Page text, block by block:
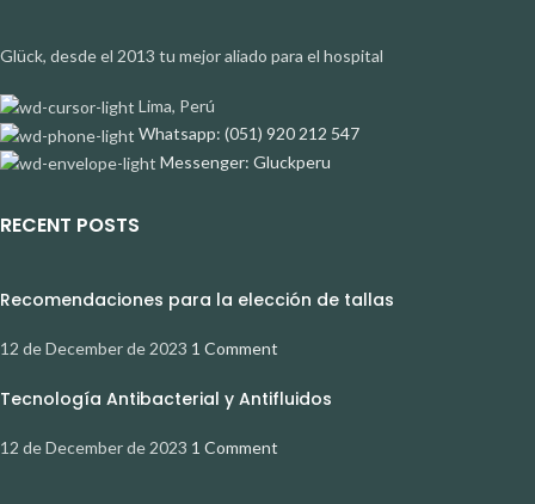
Glück, desde el 2013 tu mejor aliado para el hospital
Lima, Perú
Whatsapp: (051) 920 212 547
Messenger: Gluckperu
RECENT POSTS
Recomendaciones para la elección de tallas
12 de December de 2023 1 Comment
Tecnología Antibacterial y Antifluidos
12 de December de 2023 1 Comment